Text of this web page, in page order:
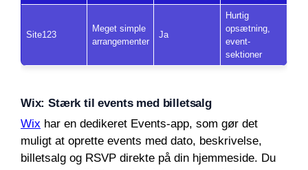
Site123
Meget simple
arrangementer
Ja
Hurtig
opsætning,
event-
sektioner
Wix: Stærk til events med billetsalg
Wix har en dedikeret Events-app, som gør det
muligt at oprette events med dato, beskrivelse,
billetsalg og RSVP direkte på din hjemmeside. Du